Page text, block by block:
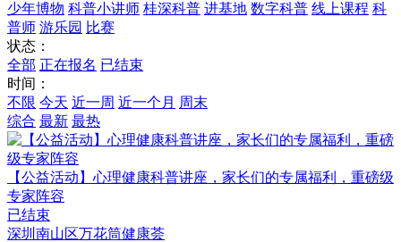
少年博物 科普小讲师 桂深科普 进基地 数字科普 线上课程 科
普师 游乐园 比赛
状态：
全部 正在报名 已结束
时间：
不限 今天 近一周 近一个月 周末
综合 最新 最热
【公益活动】心理健康科普讲座，家长们的专属福利，重磅级
专家阵容
已结束
深圳南山区万花筒健康荟